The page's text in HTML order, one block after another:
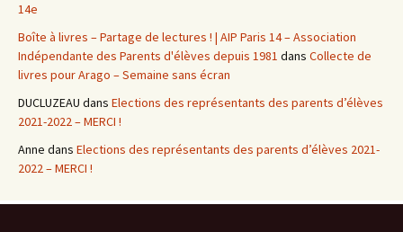
14e
Boîte à livres – Partage de lectures ! | AIP Paris 14 – Association
Indépendante des Parents d'élèves depuis 1981 dans Collecte de
livres pour Arago – Semaine sans écran
DUCLUZEAU dans Elections des représentants des parents d’élèves
2021-2022 – MERCI !
Anne dans Elections des représentants des parents d’élèves 2021-
2022 – MERCI !